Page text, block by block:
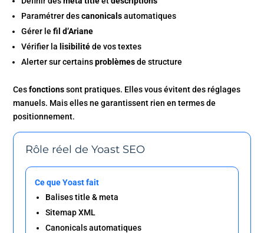
Paramétrer descanonicalsautomatiques
Gérer lefil d’Ariane
Vérifier la lisibilitéde vos textes
Alerter sur certainsproblèmesde structure
Cesfonctionssont pratiques. Elles vous évitent des réglages
manuels. Mais elles ne garantissent rien en termes de
positionnement.
Rôle réel de Yoast SEO
Ce que Yoast fait
Balises title & meta
Sitemap XML
Canonicals automatiques